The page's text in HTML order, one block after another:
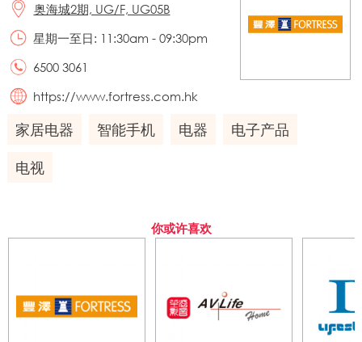
奥海城2期, UG/F, UG05B
星期一至日: 11:30am - 09:30pm
6500 3061
https://www.fortress.com.hk
家居电器 智能手机 电器 电子产品
电视
你或许喜欢